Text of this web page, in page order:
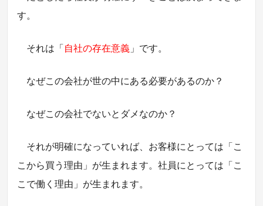
す。
それは「 自社の存在意義 」です。
なぜこの会社が世の中にある必要があるのか？
なぜこの会社でないとダメなのか？
それが明確になっていれば、お客様にとっては「こ
こから買う理由」が生まれます。社員にとっては「こ
こで働く理由」が生まれます。